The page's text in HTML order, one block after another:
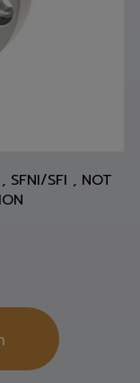
SFNI/SFI , NOT